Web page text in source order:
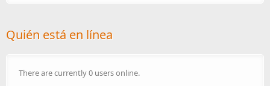
Quién está en línea
There are currently 0 users online.